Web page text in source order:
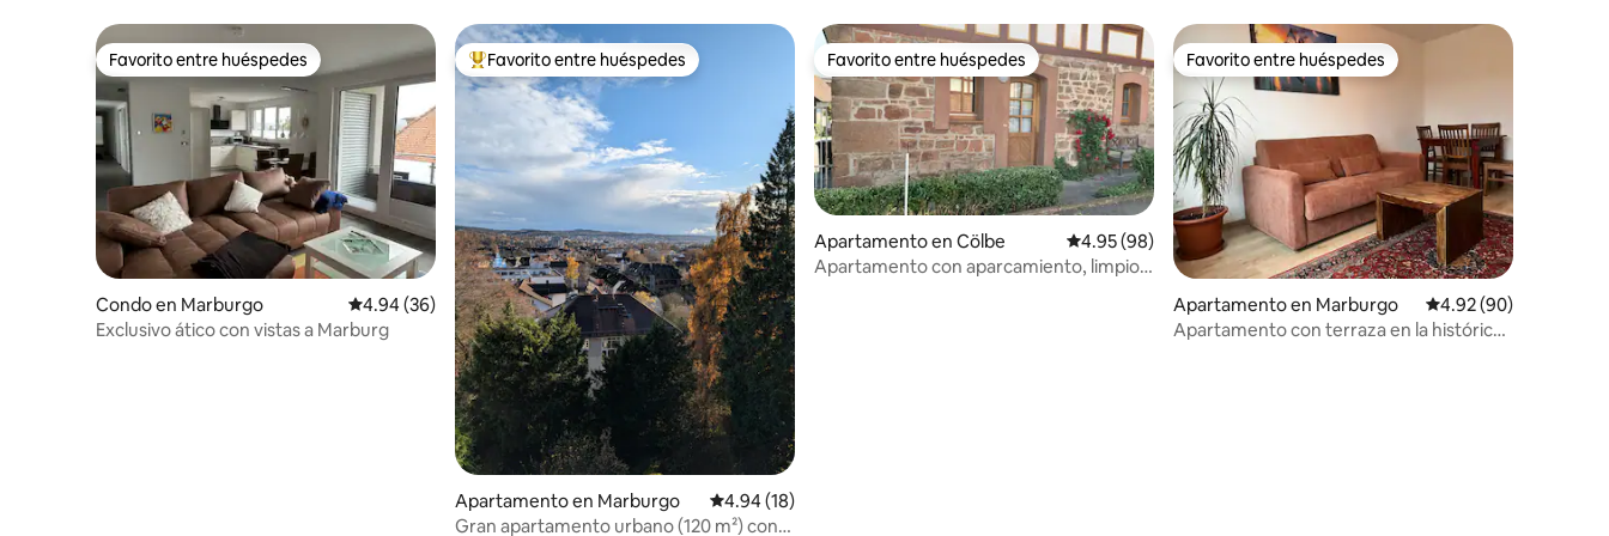
Favorito entre huéspedes
Favorito entre huéspedes
Condo en Marburgo Calificación promedio: 4.94 de 5, 36 reseñas
4.94 (36)
Exclusivo ático con vistas a Marburg
Favorito entre huéspedes preferido
Favorito entre huéspedes
Apartamento en Marburgo Calificación promedio: 4.94 de 5, 18 reseñas
4.94 (18)
Gran apartamento urbano (120 m²) con
Favorito entre huéspedes
Favorito entre huéspedes
Apartamento en Cölbe Calificación promedio: 4.95 de 5, 98 reseñas
4.95 (98)
Apartamento con aparcamiento, limpio,
Favorito entre huéspedes
Favorito entre huéspedes
Apartamento en Marburgo Calificación
4.92 (90)
Apartamento con terraza en la histórica